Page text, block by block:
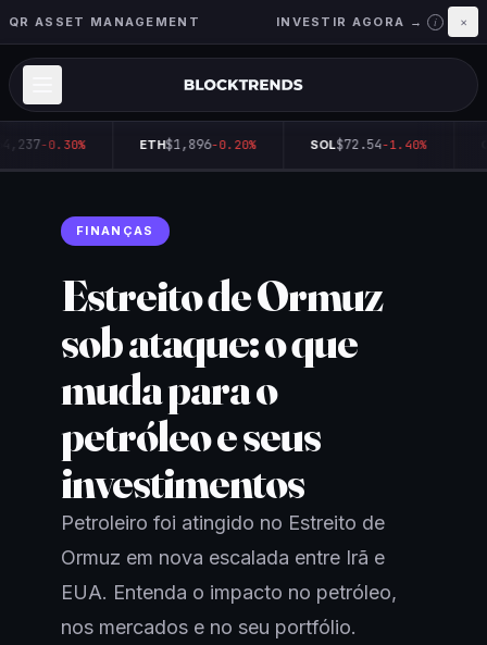
QR ASSET MANAGEMENT INVESTIR AGORA → i ×
-0.30% ETH$1,896-0.20% SOL$72.54-1.40%
FINANÇAS
Estreito de Ormuz
sob ataque: o que
muda para o
petróleo e seus
investimentos
Petroleiro foi atingido no Estreito de
Ormuz em nova escalada entre Irã e
EUA. Entenda o impacto no petróleo,
nos mercados e no seu portfólio.